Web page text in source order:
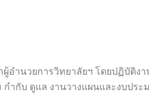
ำนวยการวิทยาลัยฯ โดยปฏิบัติง
ำกับ ดูแล งานวางแผนและงบปร